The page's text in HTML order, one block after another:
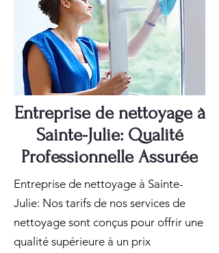
Entreprise de nettoyage à
Sainte-Julie: Qualité
Professionnelle Assurée
Entreprise de nettoyage à Sainte-
Julie: Nos tarifs de nos services de
nettoyage sont conçus pour offrir une
qualité supérieure à un prix